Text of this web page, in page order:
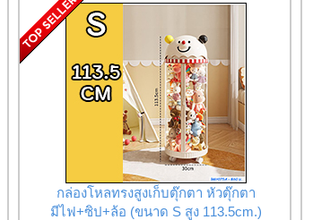
กล่องโหลทรงสูงเก็บตุ๊กตา หัวตุ๊กตา
มีไฟ+ซิป+ล้อ (ขนาด S สูง 113.5cm.)